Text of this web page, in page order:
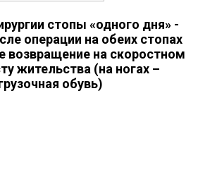
стопы «одного дня» -
операции на обеих стопах
возвращение на скоростном
жительства (на ногах –
обувь)